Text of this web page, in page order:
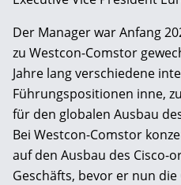
Der Manager war Anfang
zu Westcon-Comstor
Jahre lang verschiedene
Führungspositionen inne,
für den globalen Ausbau
Bei Westcon-Comstor
auf den Ausbau des Cisco-
Geschäfts, bevor er nun